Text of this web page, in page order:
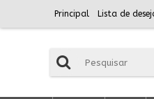
Principal Lista de